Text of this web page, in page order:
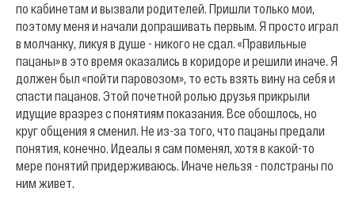
по кабинетам и вызвали родителей. Пришли только мои,
поэтому меня и начали допрашивать первым. Я просто играл
в молчанку, ликуя в душе - никого не сдал. «Правильные
пацаны» в это время оказались в коридоре и решили иначе. Я
должен был «пойти паровозом», то есть взять вину на себя и
спасти пацанов. Этой почетной ролью друзья прикрыли
идущие вразрез с понятиям показания. Все обошлось, но
круг общения я сменил. Не из-за того, что пацаны предали
понятия, конечно. Идеалы я сам поменял, хотя в какой-то
мере понятий придерживаюсь. Иначе нельзя - полстраны по
ним живет.